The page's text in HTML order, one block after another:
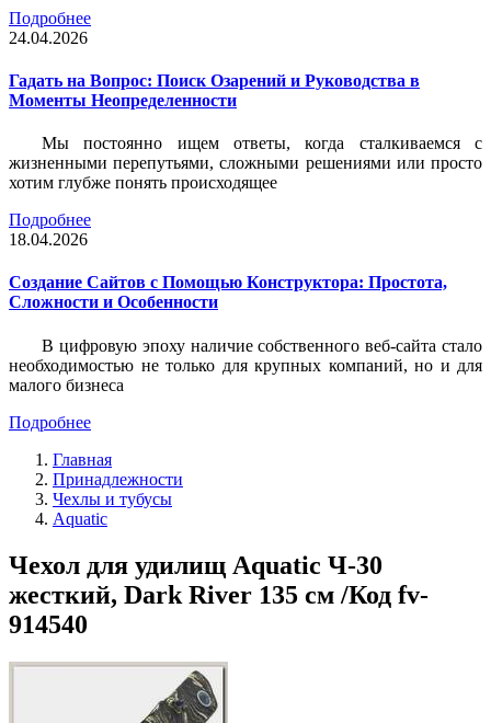
Подробнее
24.04.2026
Гадать на Вопрос: Поиск Озарений и Руководства в
Моменты Неопределенности
Мы постоянно ищем ответы, когда сталкиваемся с
жизненными перепутьями, сложными решениями или просто
хотим глубже понять происходящее
Подробнее
18.04.2026
Создание Сайтов с Помощью Конструктора: Простота,
Сложности и Особенности
В цифровую эпоху наличие собственного веб-сайта стало
необходимостью не только для крупных компаний, но и для
малого бизнеса
Подробнее
Главная
Принадлежности
Чехлы и тубусы
Aquatic
Чехол для удилищ Aquatic Ч-30
жесткий, Dark River 135 см /Код fv-
914540